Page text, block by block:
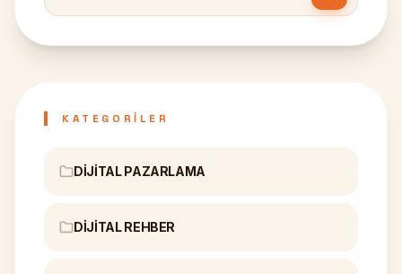
KATEGORILER
DIJITAL PAZARLAMA
DIJITAL REHBER